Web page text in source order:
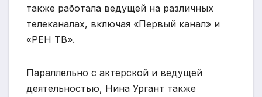
также работала ведущей на различных
телеканалах, включая «Первый канал» и
«РЕН ТВ».
Параллельно с актерской и ведущей
деятельностью, Нина Ургант также